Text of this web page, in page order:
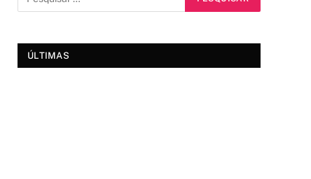
ÚLTIMAS